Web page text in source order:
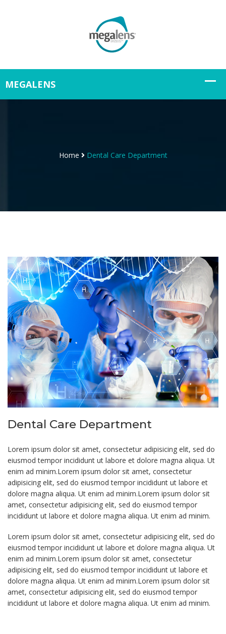
Home Dental Care Department
Dental Care Department
Lorem ipsum dolor sit amet, consectetur adipisicing elit, sed do
eiusmod tempor incididunt ut labore et dolore magna aliqua. Ut
enim ad minim.Lorem ipsum dolor sit amet, consectetur
adipisicing elit, sed do eiusmod tempor incididunt ut labore et
dolore magna aliqua. Ut enim ad minim.Lorem ipsum dolor sit
amet, consectetur adipisicing elit, sed do eiusmod tempor
incididunt ut labore et dolore magna aliqua. Ut enim ad minim.
Lorem ipsum dolor sit amet, consectetur adipisicing elit, sed do
eiusmod tempor incididunt ut labore et dolore magna aliqua. Ut
enim ad minim.Lorem ipsum dolor sit amet, consectetur
adipisicing elit, sed do eiusmod tempor incididunt ut labore et
dolore magna aliqua. Ut enim ad minim.Lorem ipsum dolor sit
amet, consectetur adipisicing elit, sed do eiusmod tempor
incididunt ut labore et dolore magna aliqua. Ut enim ad minim.